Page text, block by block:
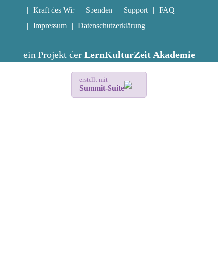
Kraft des Wir
Spenden Support
FAQ
Impressum
Datenschutzerklärung
ein Projekt der LernKulturZeit Akademie
erstellt mit
Summit-Suite